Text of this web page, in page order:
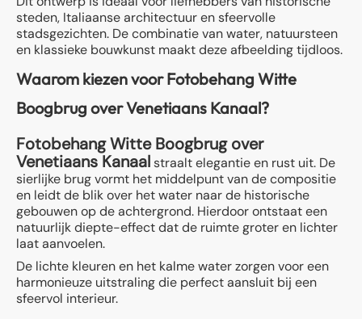
steden, Italiaanse architectuur en sfeervolle
stadsgezichten. De combinatie van water, natuursteen
en klassieke bouwkunst maakt deze afbeelding tijdloos.
Waarom kiezen voor Fotobehang Witte
Boogbrug over Venetiaans Kanaal?
Fotobehang Witte Boogbrug over
Venetiaans Kanaalstraalt elegantie en rust uit. De
sierlijke brug vormt het middelpunt van de compositie
en leidt de blik over het water naar de historische
gebouwen op de achtergrond. Hierdoor ontstaat een
natuurlijk diepte-effect dat de ruimte groter en lichter
laat aanvoelen.
De lichte kleuren en het kalme water zorgen voor een
harmonieuze uitstraling die perfect aansluit bij een
sfeervol interieur.